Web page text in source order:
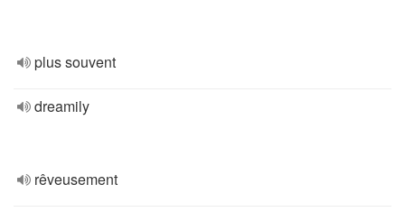
plus souvent
dreamily
rêveusement